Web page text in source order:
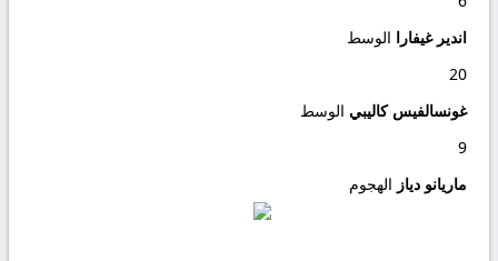
اندير غيفارا الوسط
20
غونسالفيس كاليبي الوسط
9
ماريانو دياز الهجوم